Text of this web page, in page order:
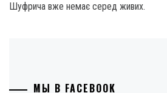
Шуфрича вже немає серед живих.
МЫ В FACEBOOK